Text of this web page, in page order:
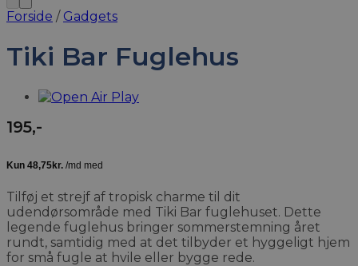
Forside / Gadgets
Tiki Bar Fuglehus
195,-
Tilføj et strejf af tropisk charme til dit
udendørsområde med Tiki Bar fuglehuset. Dette
legende fuglehus bringer sommerstemning året
rundt, samtidig med at det tilbyder et hyggeligt hjem
for små fugle at hvile eller bygge rede.